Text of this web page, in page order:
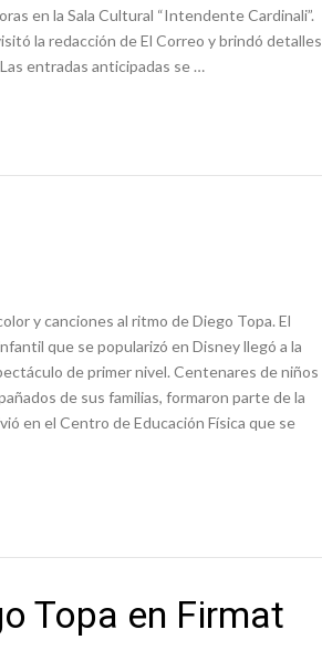
en la Sala Cultural “Intendente Cardinali”.
la redacción de El Correo y brindó detalles
entradas anticipadas se …
y canciones al ritmo de Diego Topa. El
que se popularizó en Disney llegó a la
de primer nivel. Centenares de niños
de sus familias, formaron parte de la
en el Centro de Educación Física que se
Topa en Firmat